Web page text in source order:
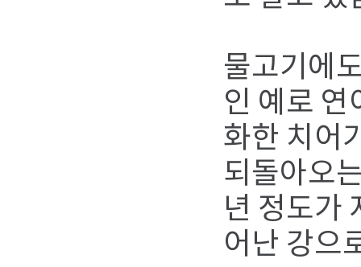
물고기에
인 예로
화한 치어
되돌아오
년 정도가
어난 강으